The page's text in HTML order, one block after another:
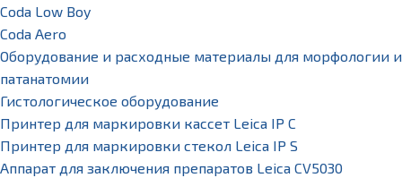
Coda Low Boy
Coda Aero
Оборудование и расходные материалы для морфологии и
патанатомии
Гистологическое оборудование
Принтер для маркировки кассет Leica IP C
Принтер для маркировки стекол Leica IP S
Аппарат для заключения препаратов Leica CV5030